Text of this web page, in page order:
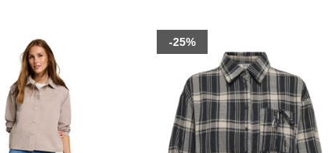
-25%